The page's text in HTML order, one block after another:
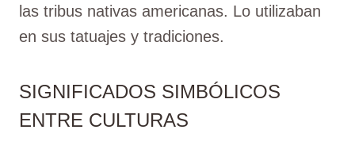
las tribus nativas americanas. Lo utilizaban
en sus tatuajes y tradiciones.
SIGNIFICADOS SIMBÓLICOS
ENTRE CULTURAS